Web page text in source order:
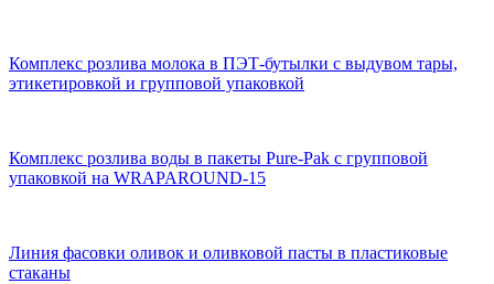
Комплекс розлива молока в ПЭТ-бутылки с выдувом тары,
этикетировкой и групповой упаковкой
Комплекс розлива воды в пакеты Pure-Pak с групповой
упаковкой на WRAPAROUND-15
Линия фасовки оливок и оливковой пасты в пластиковые
стаканы